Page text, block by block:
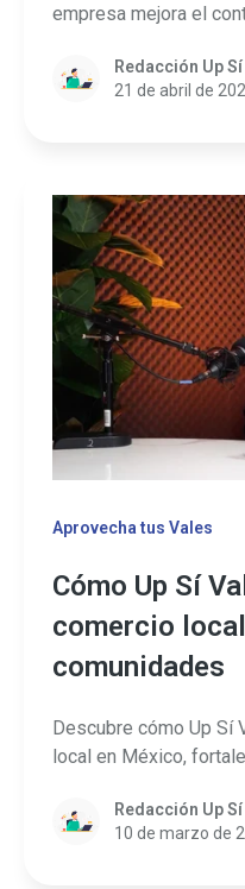
empresa mejora el
Redacción Up
21 de abril de
Aprovecha tus Vales
Cómo Up Sí
comercio
comunidades
Descubre cómo Up Sí
local en México,
Redacción Up
10 de marzo de